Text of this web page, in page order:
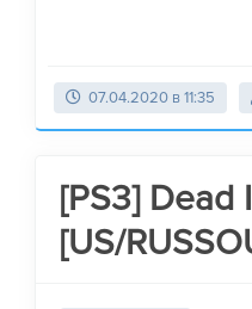
07.04.2020 в 11:35
[PS3] Dead
[US/